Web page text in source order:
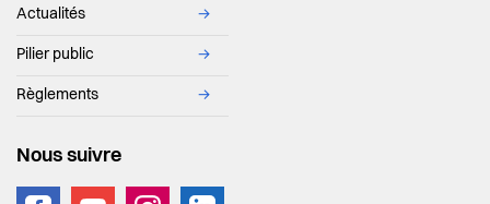
Actualités →
Pilier public →
Règlements →
Nous suivre